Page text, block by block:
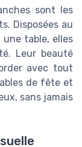
sont les
Disposées au
table, elles
Leur beauté
avec tout
de fête et
sans jamais